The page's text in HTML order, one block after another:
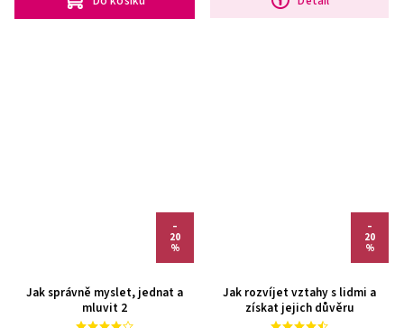
–
20
%
Jak správně myslet, jednat a
mluvit 2
–
20
%
Jak rozvíjet vztahy s lidmi a
získat jejich důvěru